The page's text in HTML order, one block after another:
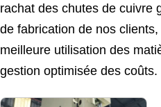
rachat des chutes de cuivre
de fabrication de nos
meilleure utilisation des
gestion optimisée des coûts.